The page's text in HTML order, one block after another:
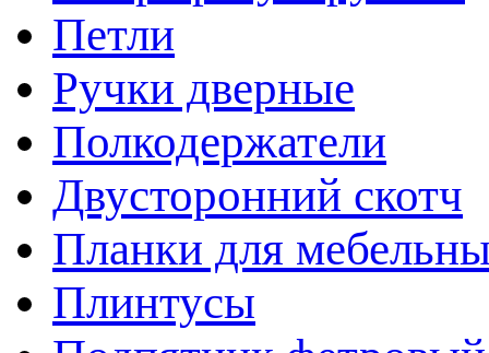
Петли
Ручки дверные
Полкодержатели
Двусторонний скотч
Планки для
Плинтусы